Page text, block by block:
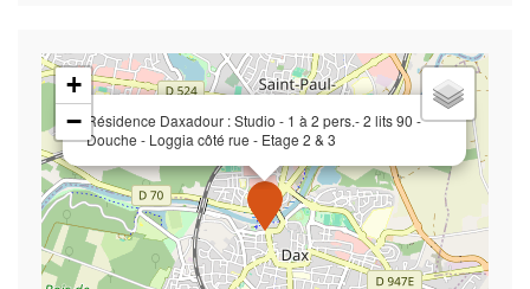
Résidence Daxadour : Studio - 1 à 2 pers.- 2 lits 90 -
Douche - Loggia côté rue - Etage 2 & 3
+
−